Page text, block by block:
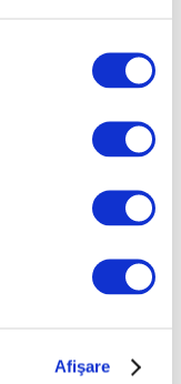
Afişare